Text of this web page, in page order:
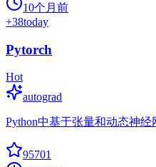
10个月前
+38today
Pytorch
Hot
autograd
Python中基于张量和动态神
95701